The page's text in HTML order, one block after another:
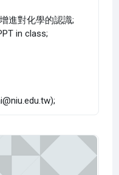
進對化學的認識;
in class;